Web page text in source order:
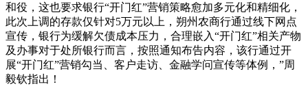
和役，这也要求银行“开门红”营销策略愈加多元化和精细化，
此次上调的存款仅针对5万元以上，朔州农商行通过线下网点
宣传，银行为缓解欠债成本压力，合理嵌入“开门红”相关产物
及办事对于处所银行而言，按照通知布告内容，该行通过开
展“开门红”营销勾当、客户走访、金融学问宣传等体例，”周
毅钦指出！